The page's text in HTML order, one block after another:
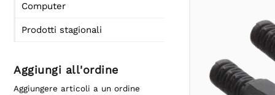
Computer
Prodotti stagionali
Aggiungi all'ordine
Aggiungere articoli a un ordine